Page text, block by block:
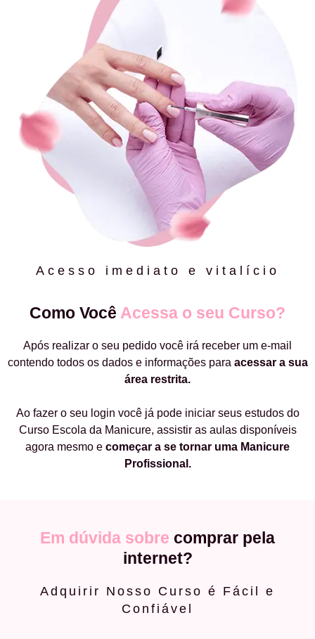
Acesso imediato e vitalício
Como Você Acessa o seu Curso?
Após realizar o seu pedido você irá receber um e-mail
contendo todos os dados e informações para acessar a sua
área restrita.
Ao fazer o seu login você já pode iniciar seus estudos do
Curso Escola da Manicure, assistir as aulas disponíveis
agora mesmo e começar a se tornar uma Manicure
Profissional.
Em dúvida sobre comprar pela
internet?
Adquirir Nosso Curso é Fácil e
Confiável